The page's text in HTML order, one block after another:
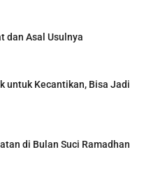
dan Asal Usulnya
untuk Kecantikan, Bisa Jadi
di Bulan Suci Ramadhan